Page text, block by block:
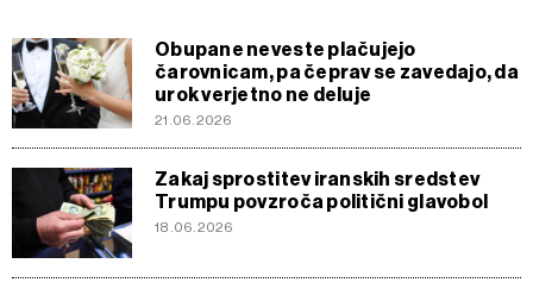
Obupane neveste plačujejo
čarovnicam, pa čeprav se zavedajo, da
urok verjetno ne deluje
21.06.2026
Zakaj sprostitev iranskih sredstev
Trumpu povzroča politični glavobol
18.06.2026